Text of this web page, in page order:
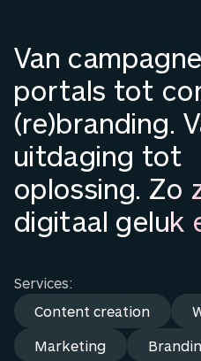
Van
portals tot
(re)branding.
uitdaging tot
oplossing. Zo
digitaal geluk
Services:
Content creation
Marketing